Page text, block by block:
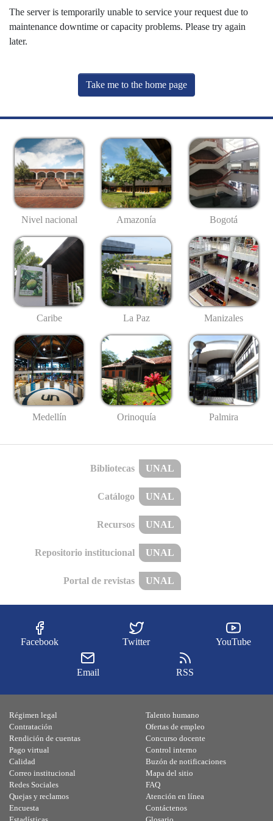
The server is temporarily unable to service your request due to
maintenance downtime or capacity problems. Please try again
later.
Take me to the home page
Nivel nacional Amazonía Bogotá
Caribe La Paz Manizales
Medellín Orinoquía Palmira
Bibliotecas UNAL
Catálogo UNAL
Recursos UNAL
Repositorio institucional UNAL
Portal de revistas UNAL
Facebook Twitter YouTube
Email RSS
Régimen legal
Contratación
Rendición de cuentas
Pago virtual
Calidad
Talento humano
Ofertas de empleo
Concurso docente
Control interno
Buzón de notificaciones
Correo institucional
Redes Sociales
Quejas y reclamos
Encuesta
Mapa del sitio
FAQ
Atención en línea
Contáctenos